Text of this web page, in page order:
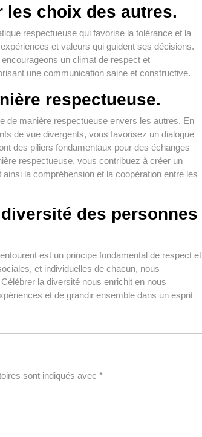
les choix des autres.
respectueuse qui favorise la tolérance et la
et valeurs qui guident ses décisions.
un climat de respect et
une communication saine et constructive.
respectueuse.
de manière respectueuse envers les autres. En
de vue divergents, vous favorisez un dialogue
des piliers fondamentaux pour des échanges
respectueuse, vous contribuez à créer un
la compréhension et la coopération entre les
des personnes
est un principe fondamental de respect et
et individuelles de chacun, nous
la diversité nous enrichit en nous
et de grandir ensemble dans un esprit
sont indiqués avec *